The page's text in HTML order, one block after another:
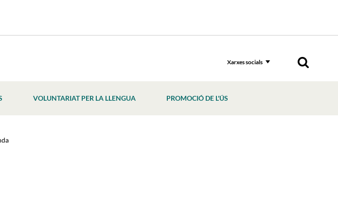
Xarxes socials
VOLUNTARIAT PER LA LLENGUA PROMOCIÓ DE L'ÚS